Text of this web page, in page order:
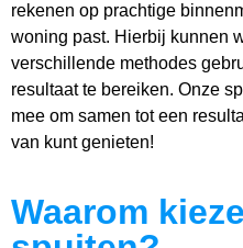
rekenen op prachtige
woning past. Hierbij kunnen
verschillende methodes
resultaat te bereiken. Onze
mee om samen tot een
van kunt genieten!
Waarom